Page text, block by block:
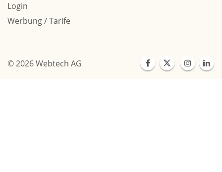
Login
Werbung / Tarife
© 2026 Webtech AG